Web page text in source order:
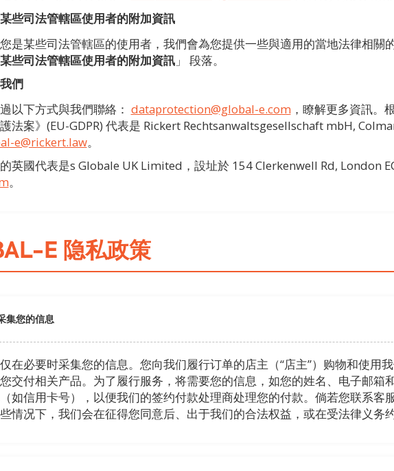
些司法管轄區使用者的附加資訊
是某些司法管轄區的使用者，我們會為您提供一些與適用的當地法律相關
些司法管轄區使用者的附加資訊」 段落。
們
以下方式與我們聯絡： dataprotection@global-e.com，瞭解更多資訊。
法案》(EU-GDPR) 代表是 Rickert Rechtsanwaltsgesellschaft mbH,
e@rickert.law。
英國代表是s Globale UK Limited，設址於 154 Clerkenwell Rd, London
。
E 隐私政策
集您的信息
在必要时采集您的信息。您向我们履行订单的店主（“店主”）购物和使用
交付相关产品。为了履行服务，将需要您的信息，如您的姓名、电子邮箱
如信用卡号），以便我们的签约付款处理商处理您的付款。倘若您联系客
情况下，我们会在征得您同意后、出于我们的合法权益，或在受法律义务